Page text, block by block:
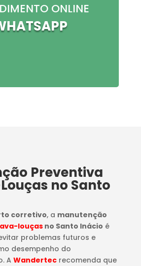
ONLINE
Preventiva
no Santo
corretivo, a manutenção
louçasno Santo Inácio é
problemas futuros e
desempenho do
A Wandertec recomenda que